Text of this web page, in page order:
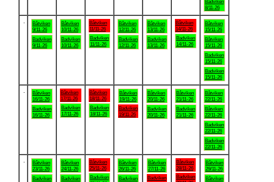
Badviken
8/11-26
Båtviken
9/11-26
Badviken
9/11-26
Båtviken
10/11-26
Badviken
10/11-26
Båtviken
11/11-26
Badviken
11/11-26
Båtviken
12/11-26
Badviken
12/11-26
Båtviken
13/11-26
Badviken
13/11-26
Båtviken
14/11-26
Badviken
14/11-26
Båtviken
15/11-26
Båtviken
15/11-26
Badviken
15/11-26
Badviken
15/11-26
Båtviken
16/11-26
Badviken
16/11-26
Båtviken
17/11-26
Badviken
17/11-26
Båtviken
18/11-26
Badviken
18/11-26
Båtviken
19/11-26
Badviken
19/11-26
Båtviken
20/11-26
Badviken
20/11-26
Båtviken
21/11-26
Badviken
21/11-26
Båtviken
22/11-26
Båtviken
22/11-26
Badviken
22/11-26
Badviken
22/11-26
Båtviken
23/11-26
Badviken
Båtviken
24/11-26
Badviken
Båtviken
25/11-26
Badviken
Båtviken
26/11-26
Badviken
Båtviken
27/11-26
Badviken
Båtviken
28/11-26
Badviken
Båtviken
29/11-26
Båtviken